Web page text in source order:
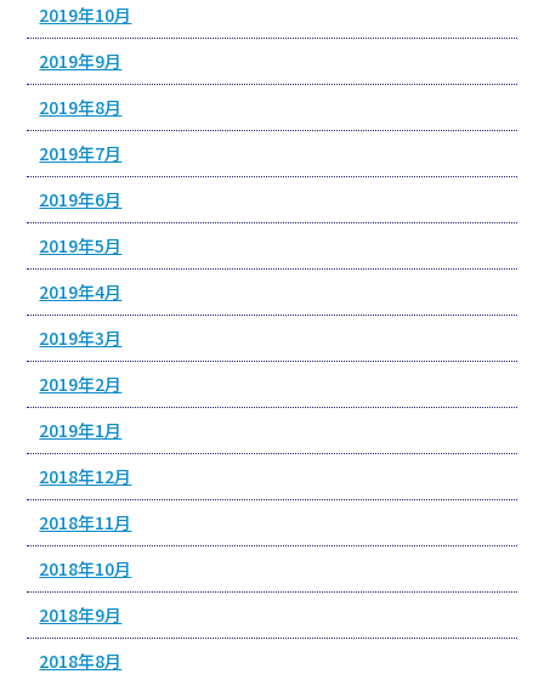
2019年10月
2019年9月
2019年8月
2019年7月
2019年6月
2019年5月
2019年4月
2019年3月
2019年2月
2019年1月
2018年12月
2018年11月
2018年10月
2018年9月
2018年8月